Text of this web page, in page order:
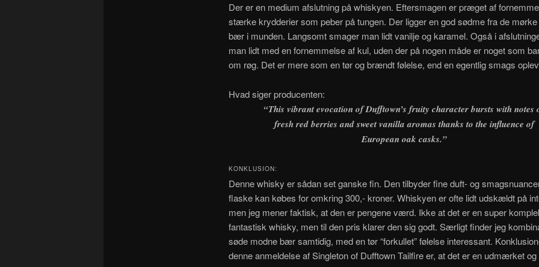
Der er en medium afslutning på whiskyen. Eftersmagen er præget af
stærke krydderier som peber på tungen. Der ligger en god sødme fra de
bær i munden. Langsomt smager man lidt vanilje og karamel. Også i
man lidt med en fornemmelse af kul, uden der på nogen måde er noget som
om røg. Det er mere som en tør og brændt følelse, end en egentlig smags
Hvad siger producenten:
“This vibrant evocation of Dufftown’s fruity character bursts with notes
fresh red berries and sweet vanilla aromas thanks to the influence of
European oak casks.”
KONKLUSION:
Denne whisky er sådan set ganske fin. Den tilbyder fine duft- og
flaske kan købes for omkring 300,- kroner. Whiskyen er ofte lidt udskældt på
men jeg mener faktisk, at den er pengene værd. Ikke at det er en super
fantastisk whisky, men til den pris klarer den sig godt. Særligt finder jeg
søde modne bær samtidig, med en tør “forkullet” følelse interessant.
denne anmeldelse af Singleton of Dufftown Tailfire er, at det er en udmærket og